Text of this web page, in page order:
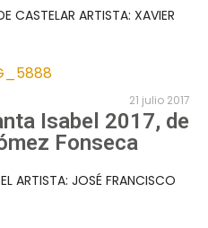
CASTELAR ARTISTA: XAVIER
21 julio 2017
Isabel 2017, de
Fonseca
ARTISTA: JOSÉ FRANCISCO